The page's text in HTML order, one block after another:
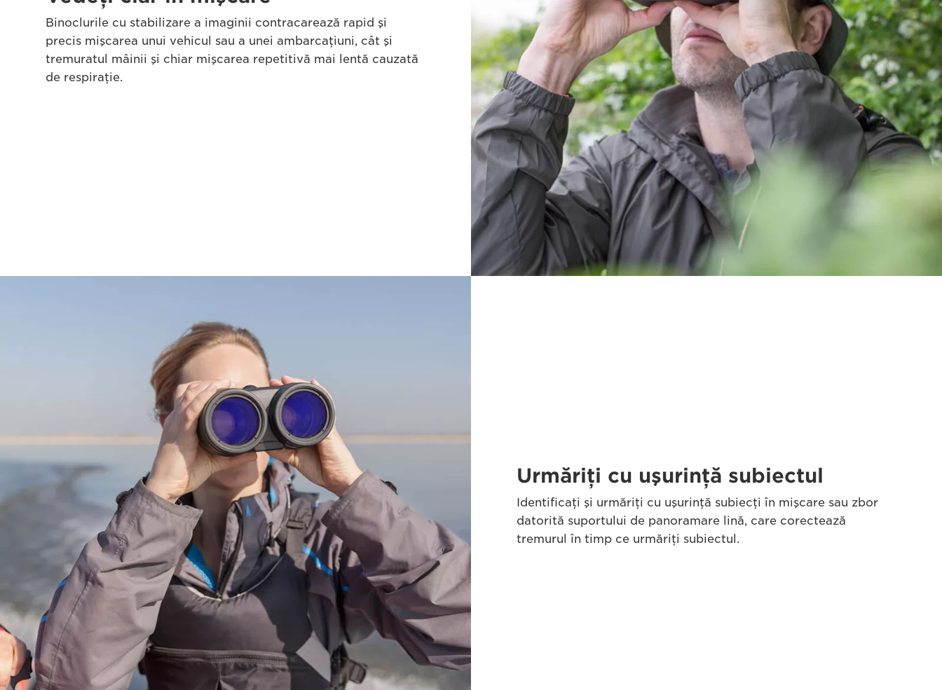
Binoclurile cu stabilizare a imaginii contracarează rapid şi
precis mişcarea unui vehicul sau a unei ambarcaţiuni, cât şi
tremuratul mâinii şi chiar mişcarea repetitivă mai lentă cauzată
de respiraţie.
Urmăriţi cu uşurinţă subiectul
Identificaţi şi urmăriţi cu uşurinţă subiecţi în mişcare sau zbor
datorită suportului de panoramare lină, care corectează
tremurul în timp ce urmăriţi subiectul.